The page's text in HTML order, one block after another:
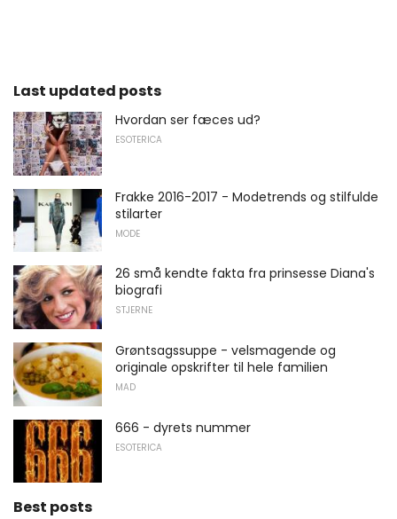
Last updated posts
Hvordan ser fæces ud?
ESOTERICA
Frakke 2016-2017 - Modetrends og stilfulde
stilarter
MODE
26 små kendte fakta fra prinsesse Diana's
biografi
STJERNE
Grøntsagssuppe - velsmagende og
originale opskrifter til hele familien
MAD
666 - dyrets nummer
ESOTERICA
Best posts